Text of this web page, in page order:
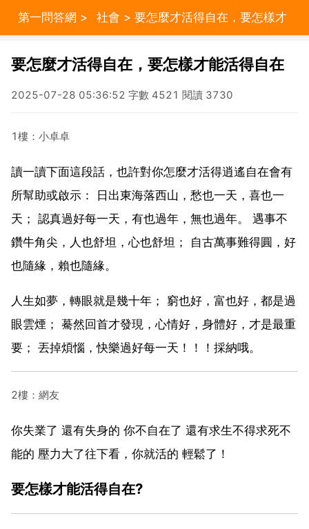
第一問答網 > 社會 > 要怎麼才活得自在，要怎樣才
能活得自在
要怎麼才活得自在，要怎樣才能活得自在
2025-07-28 05:36:52 字數 4521 閱讀 3730
1樓：小卓卓
讀一讀下面這段話，也許對你怎麼才活得逍遙自在會有
所幫助或啟示： 日出東海落西山，愁也一天，喜也一
天； 認真過好每一天，有也過年，無也過年。 遇事不
鑽牛角尖，人也舒坦，心也舒坦； 自古萬事難得圓，好
也隨緣，賴也隨緣。
人生如夢，轉眼就是幾十年； 窮也好，富也好，都是過
眼雲煙； 驀然回首才發現，心情好，身體好，才是最重
要； 丟掉煩惱，快樂過好每一天！！！採納哦。
2樓：網友
你失業了 還有失身的 你不自在了 還有求生不得求死不
能的 壓力大了往下看，你就活的 輕鬆了！
要怎樣才能活得自在?